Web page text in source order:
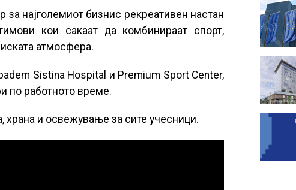
за најголемиот бизнис рекреативен настан
кои сакаат да комбинираат спорт,
атмосфера.
Sistina Hospital и Premium Sport Center,
по работното време.
храна и освежување за сите учесници.